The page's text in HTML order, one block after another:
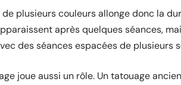
plusieurs couleurs allonge donc la
après quelques séances,
des séances espacées de plusieurs
joue aussi un rôle. Un tatouage